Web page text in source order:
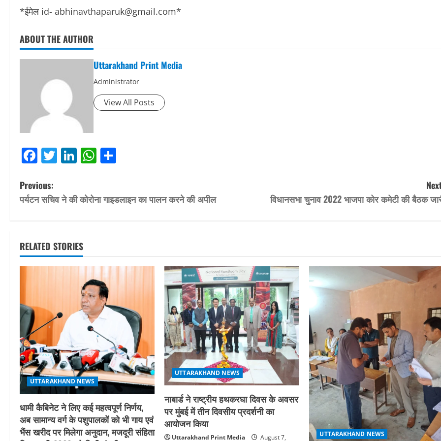
*ईमेल id- abhinavthaparuk@gmail.com*
ABOUT THE AUTHOR
Uttarakhand Print Media
Administrator
View All Posts
Facebook
Twitter
LinkedIn
WhatsApp
P
o
t
n
v
i
g
a
t
i
o
Previous:
पर्यटन सचिव ने की कोरोना गाइडलाइन का पालन करने की अपील
विधानसभा चुनाव 2022 भाजपा कोर कमेटी की बैठक
RELATED STORIES
UTTARAKHAND NEWS
धामी कैबिनेट ने लिए कई महत्वपूर्ण निर्णय,
अब सामान्य वर्ग के पशुपालकों को भी गाय एवं
भैंस खरीद पर मिलेगा अनुदान, मजदूरी संहिता
UTTARAKHAND NEWS
नाबार्ड ने राष्ट्रीय हथकरघा दिवस के अवसर
पर मुंबई में तीन दिवसीय प्रदर्शनी का
आयोजन किया
Uttarakhand Print Media August 7, UTTARAKHAND NEWS